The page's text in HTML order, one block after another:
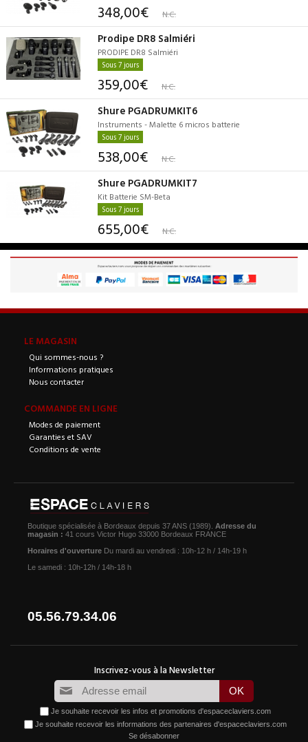
348,00€ N.C.
Prodipe DR8 Salmiéri
PRODIPE DR8 Salmiéri
Sous 7 jours
359,00€ N.C.
Shure PGADRUMKIT6
Instruments - Malette 6 micros batterie
Sous 7 jours
538,00€ N.C.
Shure PGADRUMKIT7
Kit Batterie SM-Beta
Sous 7 jours
655,00€ N.C.
LE MAGASIN
Qui sommes-nous ?
Informations pratiques
Nous contacter
COMMANDE EN LIGNE
Modes de paiement
Garanties et SAV
Conditions de vente
Boutique spécialisée à Bordeaux depuis 37 ANS (1989). Adresse du
magasin : 41 cours Victor Hugo 33000 Bordeaux FRANCE
Horaires d'ouverture Du mardi au vendredi : 10h-12 h / 14h-19 h
Le samedi : 10h-12h / 14h-18 h
05.56.79.34.06
Je souhaite recevoir les infos et promotions d'espaceclaviers.com
Je souhaite recevoir les informations des partenaires d'espaceclaviers.com
Se désabonner